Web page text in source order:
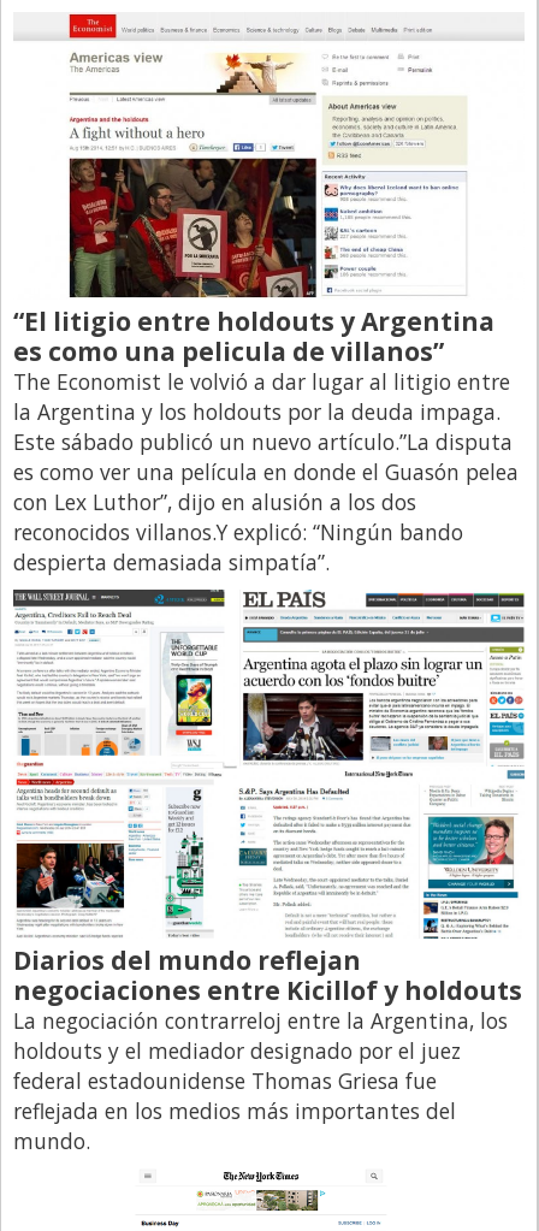
“El litigio entre holdouts y Argentina
es como una pelicula de villanos”
The Economist le volvió a dar lugar al litigio entre
la Argentina y los holdouts por la deuda impaga.
Este sábado publicó un nuevo artículo.”La disputa
es como ver una película en donde el Guasón pelea
con Lex Luthor”, dijo en alusión a los dos
reconocidos villanos.Y explicó: “Ningún bando
despierta demasiada simpatía”.
Diarios del mundo reflejan
negociaciones entre Kicillof y holdouts
La negociación contrarreloj entre la Argentina, los
holdouts y el mediador designado por el juez
federal estadounidense Thomas Griesa fue
reflejada en los medios más importantes del
mundo.